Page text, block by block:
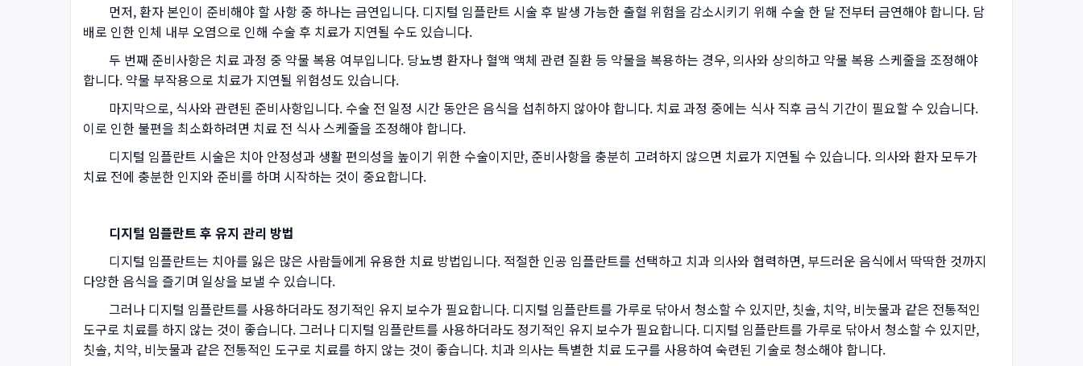
먼저, 환자 본인이 준비해야 할 사항 중 하나는 금연입니다. 디지털 임플란트 시술 후 발생 가능한 출혈 위험을 감소시키기 위해 수술 한 달 전부터 금연해야 합니다. 담
배로 인한 인체 내부 오염으로 인해 수술 후 치료가 지연될 수도 있습니다.
두 번째 준비사항은 치료 과정 중 약물 복용 여부입니다. 당뇨병 환자나 혈액 액체 관련 질환 등 약물을 복용하는 경우, 의사와 상의하고 약물 복용 스케줄을 조정해야
합니다. 약물 부작용으로 치료가 지연될 위험성도 있습니다.
마지막으로, 식사와 관련된 준비사항입니다. 수술 전 일정 시간 동안은 음식을 섭취하지 않아야 합니다. 치료 과정 중에는 식사 직후 금식 기간이 필요할 수 있습니다.
이로 인한 불편을 최소화하려면 치료 전 식사 스케줄을 조정해야 합니다.
디지털 임플란트 시술은 치아 안정성과 생활 편의성을 높이기 위한 수술이지만, 준비사항을 충분히 고려하지 않으면 치료가 지연될 수 있습니다. 의사와 환자 모두가
치료 전에 충분한 인지와 준비를 하며 시작하는 것이 중요합니다.
디지털 임플란트 후 유지 관리 방법
디지털 임플란트는 치아를 잃은 많은 사람들에게 유용한 치료 방법입니다. 적절한 인공 임플란트를 선택하고 치과 의사와 협력하면, 부드러운 음식에서 딱딱한 것까지
다양한 음식을 즐기며 일상을 보낼 수 있습니다.
그러나 디지털 임플란트를 사용하더라도 정기적인 유지 보수가 필요합니다. 디지털 임플란트를 가루로 닦아서 청소할 수 있지만, 칫솔, 치약, 비눗물과 같은 전통적인
도구로 치료를 하지 않는 것이 좋습니다. 그러나 디지털 임플란트를 사용하더라도 정기적인 유지 보수가 필요합니다. 디지털 임플란트를 가루로 닦아서 청소할 수 있지만,
칫솔, 치약, 비눗물과 같은 전통적인 도구로 치료를 하지 않는 것이 좋습니다. 치과 의사는 특별한 치료 도구를 사용하여 숙련된 기술로 청소해야 합니다.